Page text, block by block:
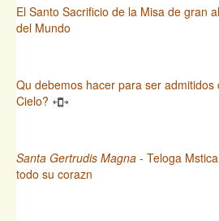
El Santo Sacrificio de la Misa de gran
del Mundo
Qu debemos hacer para ser admitidos
Cielo?
Santa Gertrudis Magna - Teloga
todo su corazn